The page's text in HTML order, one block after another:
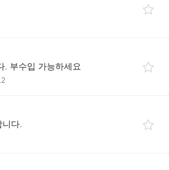
. 부수입 가능하세요
다.